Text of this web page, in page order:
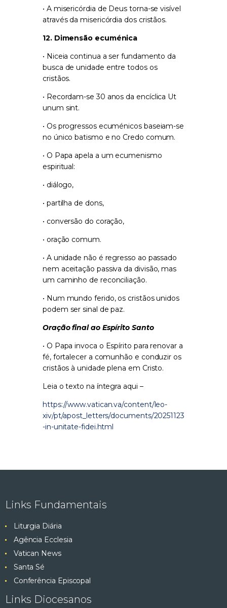
• A misericórdia de Deus torna-se visível
através da misericórdia dos cristãos.
12. Dimensão ecuménica
• Niceia continua a ser fundamento da
busca de unidade entre todos os
cristãos.
• Recordam-se 30 anos da encíclica Ut
unum sint.
• Os progressos ecuménicos baseiam-se
no único batismo e no Credo comum.
• O Papa apela a um ecumenismo
espiritual:
• diálogo,
• partilha de dons,
• conversão do coração,
• oração comum.
• A unidade não é regresso ao passado
nem aceitação passiva da divisão, mas
um caminho de reconciliação.
• Num mundo ferido, os cristãos unidos
podem ser sinal de paz.
Oração final ao Espírito Santo
• O Papa invoca o Espírito para renovar a
fé, fortalecer a comunhão e conduzir os
cristãos à unidade plena em Cristo.
Leia o texto na íntegra aqui –
https://www.vatican.va/content/leo-
xiv/pt/apost_letters/documents/20251123
-in-unitate-fidei.html
Links Fundamentais
Liturgia Diária
Agência Ecclesia
Vatican News
Santa Sé
Conferência Episcopal
Links Diocesanos